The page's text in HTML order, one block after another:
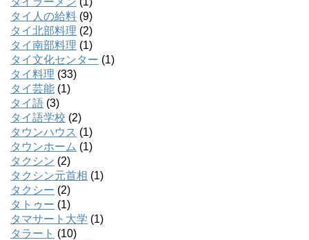
タイ人の給料 (9)
タイ北部料理 (2)
タイ南部料理 (1)
タイ文化センター (1)
タイ料理 (33)
タイ芸能 (1)
タイ語 (3)
タイ語学校 (2)
タウンハウス (1)
タウンホーム (1)
タクシン (2)
タクシン元首相 (1)
タクシー (2)
タトゥー (1)
タマサート大学 (1)
タラート (10)